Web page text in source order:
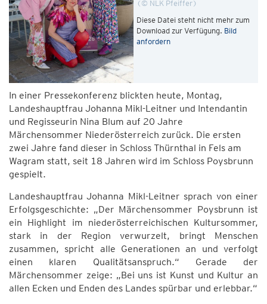
© NLK Pfeiffer
Diese Datei steht nicht mehr zum
Download zur Verfügung. Bild
anfordern
In einer Pressekonferenz blickten heute, Montag,
Landeshauptfrau Johanna Mikl-Leitner und Intendantin
und Regisseurin Nina Blum auf 20 Jahre
Märchensommer Niederösterreich zurück. Die ersten
zwei Jahre fand dieser in Schloss Thürnthal in Fels am
Wagram statt, seit 18 Jahren wird im Schloss Poysbrunn
gespielt.
Landeshauptfrau Johanna Mikl-Leitner sprach von einer
Erfolgsgeschichte: „Der Märchensommer Poysbrunn ist
ein Highlight im niederösterreichischen Kultursommer,
stark in der Region verwurzelt, bringt Menschen
zusammen, spricht alle Generationen an und verfolgt
einen klaren Qualitätsanspruch.“ Gerade der
Märchensommer zeige: „Bei uns ist Kunst und Kultur an
allen Ecken und Enden des Landes spürbar und erlebbar.“